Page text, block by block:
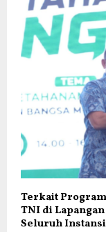
Terkait
TNI di
Seluruh Instansi